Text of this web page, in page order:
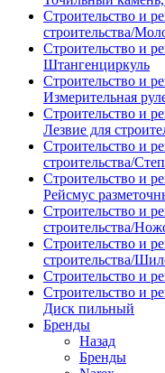
Строительство и
строительства/
Строительство и
Штангенциркуль
Строительство и
Измерительная
Строительство и
Лезвие для
Строительство и
строительства/
Строительство и
Рейсмус
Строительство и
строительства/
Строительство и
строительства/
Строительство и
Строительство и
Диск пильный
Бренды
Назад
Бренды